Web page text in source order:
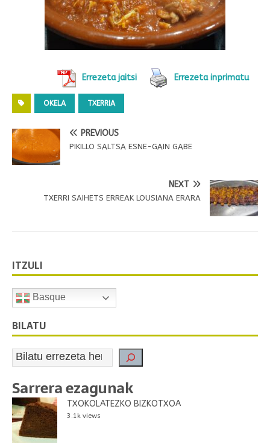
Errezeta jaitsi Errezeta inprimatu
OKELA TXERRIA
PREVIOUS
PIKILLO SALTSA ESNE-GAIN GABE
NEXT
TXERRI SAIHETS ERREAK LOUSIANA ERARA
ITZULI
Basque
BILATU
Sarrera ezagunak
TXOKOLATEZKO BIZKOTXOA
3.1k views